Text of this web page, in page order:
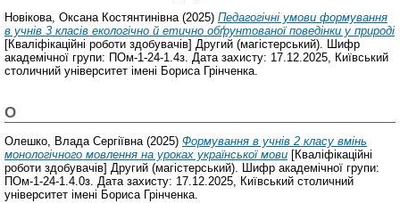
Новікова, Оксана Костянтинівна (2025) Педагогічні умови формування
в учнів 3 класів екологічно й етично обґрунтованої поведінки у природі
[Кваліфікаційні роботи здобувачів] Другий (магістерський). Шифр
академічної групи: ПОм-1-24-1.4з. Дата захисту: 17.12.2025, Київський
столичний університет імені Бориса Грінченка.
О
Олешко, Влада Сергіївна(2025) Формування в учнів 2 класу вмінь
монологічного мовлення на уроках української мови [Кваліфікаційні
роботи здобувачів] Другий (магістерський). Шифр академічної групи:
ПОм-1-24-1.4.0з. Дата захисту: 17.12.2025, Київський столичний
університет імені Бориса Грінченка.